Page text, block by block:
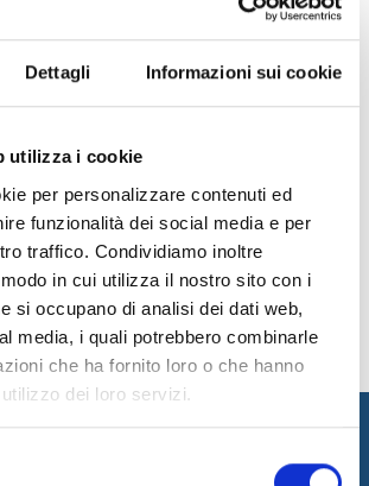
Dettagli Informazioni sui cookie
utilizza i cookie
per personalizzare contenuti ed
funzionalità dei social media e per
traffico. Condividiamo inoltre
in cui utilizza il nostro sito con i
si occupano di analisi dei dati web,
media, i quali potrebbero combinarle
che ha fornito loro o che hanno
dei loro servizi.
rivela che la spesa media annuale dei
effettueranno acquisti da dispositivi mobili
euro, 100 euro in più dell'anno scorso,
a testa.
115
116
News